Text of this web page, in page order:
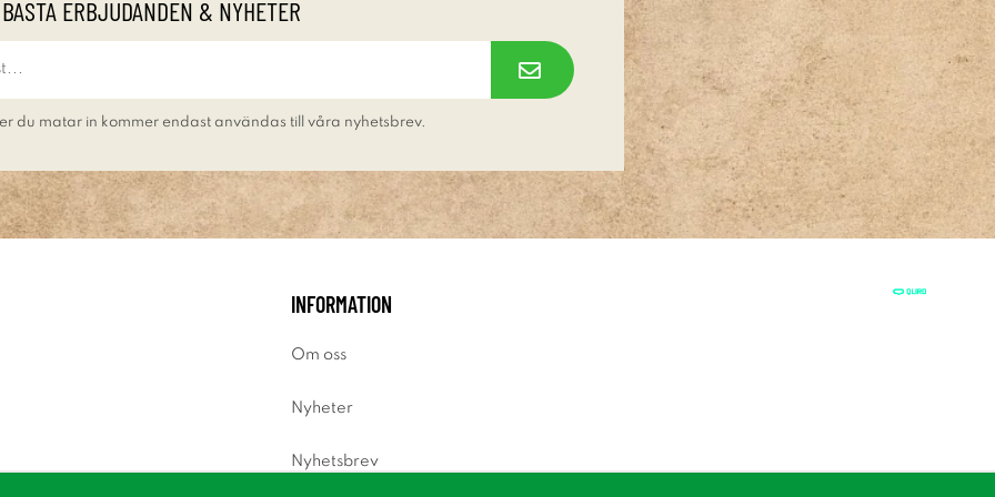
ERBJUDANDEN & NYHETER
du matar in kommer endast användas till våra nyhetsbrev.
INFORMATION
Om oss
Nyheter
Nyhetsbrev